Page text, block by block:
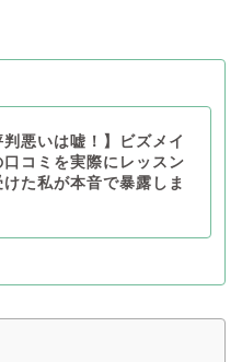
判悪いは嘘！】ビズメイ
口コミを実際にレッスン
けた私が本音で暴露しま